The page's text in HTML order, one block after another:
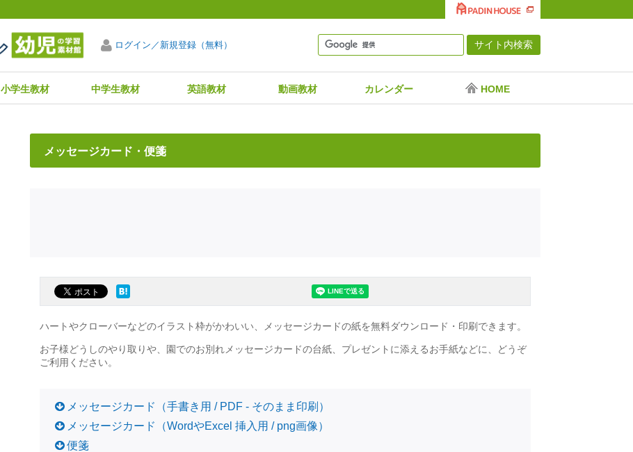
ログイン／新規登録（無料）
小学生教材 中学生教材 英語教材 動画教材 カレンダー HOME
メッセージカード・便箋
ハートやクローバーなどのイラスト枠がかわいい、メッセージカードの紙を無料ダウンロード・印刷できます。
お子様どうしのやり取りや、園でのお別れメッセージカードの台紙、プレゼントに添えるお手紙などに、どうぞ
ご利用ください。
メッセージカード（手書き用 / PDF - そのまま印刷）
メッセージカード（WordやExcel 挿入用 / png画像）
便箋